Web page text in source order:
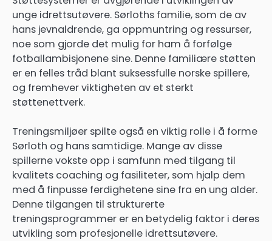
unge idrettsutøvere. Sørloths familie, som de av
hans jevnaldrende, ga oppmuntring og ressurser,
noe som gjorde det mulig for ham å forfølge
fotballambisjonene sine. Denne familiære støtten
er en felles tråd blant suksessfulle norske spillere,
og fremhever viktigheten av et sterkt
støttenettverk.
Treningsmiljøer spilte også en viktig rolle i å forme
Sørloth og hans samtidige. Mange av disse
spillerne vokste opp i samfunn med tilgang til
kvalitets coaching og fasiliteter, som hjalp dem
med å finpusse ferdighetene sine fra en ung alder.
Denne tilgangen til strukturerte
treningsprogrammer er en betydelig faktor i deres
utvikling som profesjonelle idrettsutøvere.